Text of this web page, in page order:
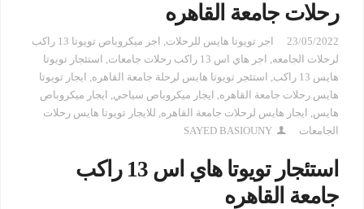
رحلات جامعة القاهره
23/05/2022 اجر تويوتا هايس للرحلات,
اجر ميكروباص تويوتا 13 راكب
لرحلات الجامعه, اجر هاي اس 13 راكب رحلات جامعات , استئجار تويوتا
هايس 13 راكب
, استئجر تويوتا هايس لرحلة جامعة القاهره, ايجار تويوتا
هايس رحلات جامعة القاهره, ايجار ميكروباص سياحي, ايجار ميكروباص
هايس, ايجار هايس لرحلات جامعة القاهره, للايجار تويوتا هايس رحلات
الجامعات
SAYED BASIOUNY
استئجار تويوتا هاي اس 13 راكب
جامعة القاهره